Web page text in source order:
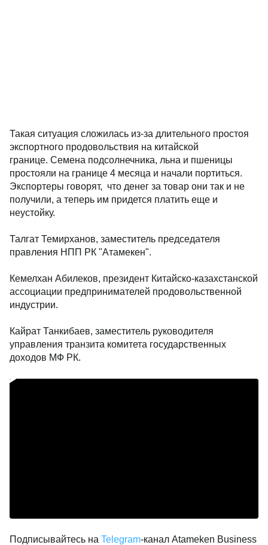
Такая ситуация сложилась из-за длительного простоя
экспортного продовольствия на китайской
границе. Семена подсолнечника, льна и пшеницы
простояли на границе 4 месяца и начали портиться.
Экспортеры говорят, что денег за товар они так и не
получили, а теперь им придется платить еще и
неустойку.
Талгат Темирханов, заместитель председателя
правления НПП РК "Атамекен".
Кемелхан Абилеков, президент Китайско-казахстанской
ассоциации предпринимателей продовольственной
индустрии.
Кайрат Танкибаев, заместитель руководителя
управления транзита комитета государственных
доходов МФ РК.
Подписывайтесь на Telegram-канал Atameken Business